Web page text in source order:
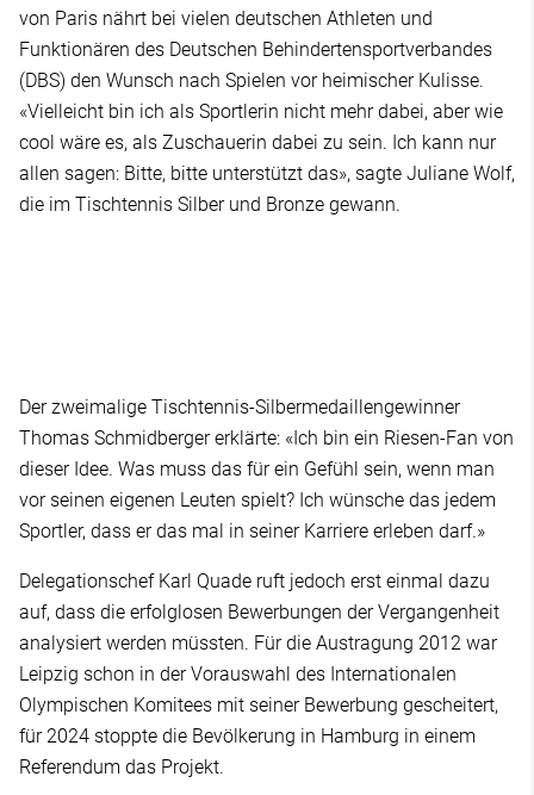
von Paris nährt bei vielen deutschen Athleten und
Funktionären des Deutschen Behindertensportverbandes
(DBS) den Wunsch nach Spielen vor heimischer Kulisse.
«Vielleicht bin ich als Sportlerin nicht mehr dabei, aber wie
cool wäre es, als Zuschauerin dabei zu sein. Ich kann nur
allen sagen: Bitte, bitte unterstützt das», sagte Juliane Wolf,
die im Tischtennis Silber und Bronze gewann.
Der zweimalige Tischtennis-Silbermedaillengewinner
Thomas Schmidberger erklärte: «Ich bin ein Riesen-Fan von
dieser Idee. Was muss das für ein Gefühl sein, wenn man
vor seinen eigenen Leuten spielt? Ich wünsche das jedem
Sportler, dass er das mal in seiner Karriere erleben darf.»
Delegationschef Karl Quade ruft jedoch erst einmal dazu
auf, dass die erfolglosen Bewerbungen der Vergangenheit
analysiert werden müssten. Für die Austragung 2012 war
Leipzig schon in der Vorauswahl des Internationalen
Olympischen Komitees mit seiner Bewerbung gescheitert,
für 2024 stoppte die Bevölkerung in Hamburg in einem
Referendum das Projekt.